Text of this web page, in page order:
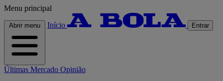
Menu principal
Abrir menu Início Entrar
Últimas Mercado Opinião